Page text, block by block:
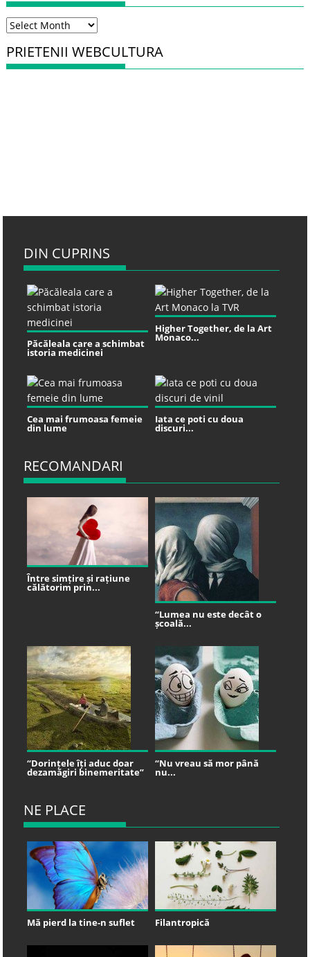
Arhiva
PRIETENII WEBCULTURA
DIN CUPRINS
Păcăleala care a schimbat
istoria medicinei
Higher Together, de la Art
Monaco...
Cea mai frumoasa femeie
din lume
Iata ce poti cu doua
discuri...
RECOMANDARI
Între simțire și rațiune
călătorim prin...
“Lumea nu este decât o
școală...
“Dorințele îți aduc doar
dezamăgiri binemeritate”
“Nu vreau să mor până
nu...
NE PLACE
Mă pierd la tine-n suflet Filantropică